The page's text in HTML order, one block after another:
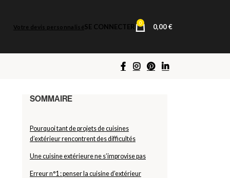
Votre devis personnaliséSE CONNECTER 0 0,00€
Pourquoi tant de projets de cuisines
d’extérieur rencontrent des difficultés
Une cuisine extérieure ne s’improvise pas
Erreur n°1 : penser la cuisine d’extérieur